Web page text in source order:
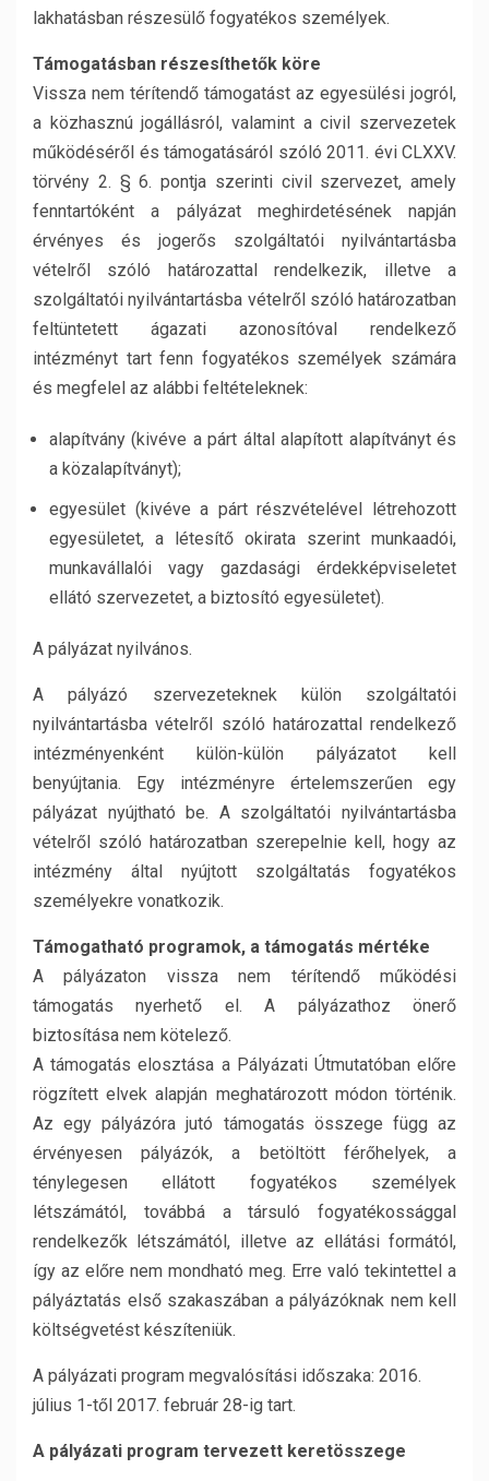
lakhatásban részesülő fogyatékos személyek.
Támogatásban részesíthetők köre
Vissza nem térítendő támogatást az egyesülési jogról,
a közhasznú jogállásról, valamint a civil szervezetek
működéséről és támogatásáról szóló 2011. évi CLXXV.
törvény 2. § 6. pontja szerinti civil szervezet, amely
fenntartóként a pályázat meghirdetésének napján
érvényes és jogerős szolgáltatói nyilvántartásba
vételről szóló határozattal rendelkezik, illetve a
szolgáltatói nyilvántartásba vételről szóló határozatban
feltüntetett ágazati azonosítóval rendelkező
intézményt tart fenn fogyatékos személyek számára
és megfelel az alábbi feltételeknek:
alapítvány (kivéve a párt által alapított alapítványt és
a közalapítványt);
egyesület (kivéve a párt részvételével létrehozott
egyesületet, a létesítő okirata szerint munkaadói,
munkavállalói vagy gazdasági érdekképviseletet
ellátó szervezetet, a biztosító egyesületet).
A pályázat nyilvános.
A pályázó szervezeteknek külön szolgáltatói
nyilvántartásba vételről szóló határozattal rendelkező
intézményenként külön-külön pályázatot kell
benyújtania. Egy intézményre értelemszerűen egy
pályázat nyújtható be. A szolgáltatói nyilvántartásba
vételről szóló határozatban szerepelnie kell, hogy az
intézmény által nyújtott szolgáltatás fogyatékos
személyekre vonatkozik.
Támogatható programok, a támogatás mértéke
A pályázaton vissza nem térítendő működési
támogatás nyerhető el. A pályázathoz önerő
biztosítása nem kötelező.
A támogatás elosztása a Pályázati Útmutatóban előre
rögzített elvek alapján meghatározott módon történik.
Az egy pályázóra jutó támogatás összege függ az
érvényesen pályázók, a betöltött férőhelyek, a
ténylegesen ellátott fogyatékos személyek
létszámától, továbbá a társuló fogyatékossággal
rendelkezők létszámától, illetve az ellátási formától,
így az előre nem mondható meg. Erre való tekintettel a
pályáztatás első szakaszában a pályázóknak nem kell
költségvetést készíteniük.
A pályázati program megvalósítási időszaka: 2016.
július 1-től 2017. február 28-ig tart.
A pályázati program tervezett keretösszege